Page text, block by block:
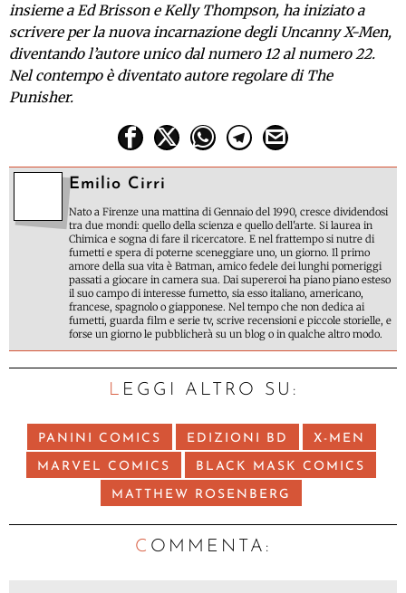
insieme a Ed Brisson e Kelly Thompson, ha iniziato a
scrivere per la nuova incarnazione degli Uncanny X-Men,
diventando l’autore unico dal numero 12 al numero 22.
Nel contempo è diventato autore regolare di The
Punisher.
Emilio Cirri
Nato a Firenze una mattina di Gennaio del 1990, cresce dividendosi
tra due mondi: quello della scienza e quello dell'arte. Si laurea in
Chimica e sogna di fare il ricercatore. E nel frattempo si nutre di
fumetti e spera di poterne sceneggiare uno, un giorno. Il primo
amore della sua vita è Batman, amico fedele dei lunghi pomeriggi
passati a giocare in camera sua. Dai supereroi ha piano piano esteso
il suo campo di interesse fumetto, sia esso italiano, americano,
francese, spagnolo o giapponese. Nel tempo che non dedica ai
fumetti, guarda film e serie tv, scrive recensioni e piccole storielle, e
forse un giorno le pubblicherà su un blog o in qualche altro modo.
LEGGI ALTRO SU:
PANINI COMICS EDIZIONI BD X-MEN
MARVEL COMICS BLACK MASK COMICS
MATTHEW ROSENBERG
C OMMENTA: